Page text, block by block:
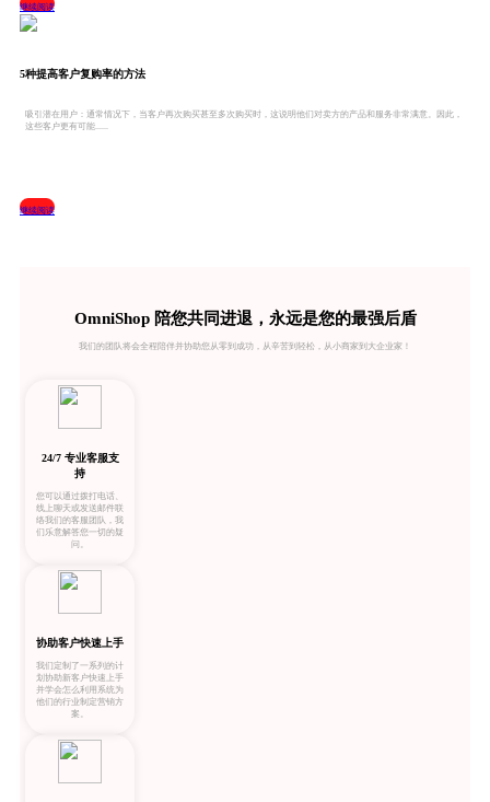
继续阅读
5种提高客户复购率的方法
吸引潜在用户：通常情况下，当客户再次购买甚至多次购买时，这说明他们对卖方的产品和服务非常满意。因此，
这些客户更有可能......
继续阅读
OmniShop 陪您共同进退，永远是您的最强后盾
我们的团队将会全程陪伴并协助您从零到成功，从辛苦到轻松，从小商家到大企业家！
24/7 专业客服支
持
您可以通过拨打电话、
线上聊天或发送邮件联
络我们的客服团队，我
们乐意解答您一切的疑
问。
协助客户快速上手
我们定制了一系列的计
划协助新客户快速上手
并学会怎么利用系统为
他们的行业制定营销方
案。